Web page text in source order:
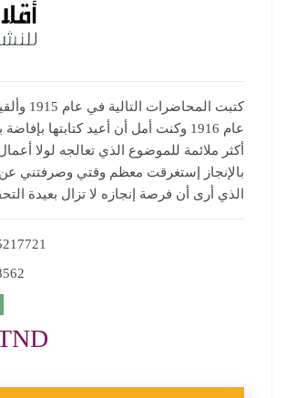
كتبت
عام 1916 وكنت أمل أن أعيد كتابتها
أكثر ملائمة للموضوع الذي تعالجه لولا
بالإنجاز إستغرقت معظم وقتي وصرفتني
الذي أرى أن فرصة إنجازه لا تزال بعيدة